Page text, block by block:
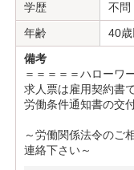
学歴
不問
年齢
40
備考
＝＝＝＝＝ハローワ
求人票は雇用契約書
労働条件通知書の交
～労働関係法令のご
連絡下さい～